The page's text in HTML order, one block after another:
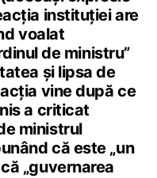
instituției are
voalat
de ministru”
și lipsa de
vine după ce
a criticat
ministrul
că este „un
„guvernarea